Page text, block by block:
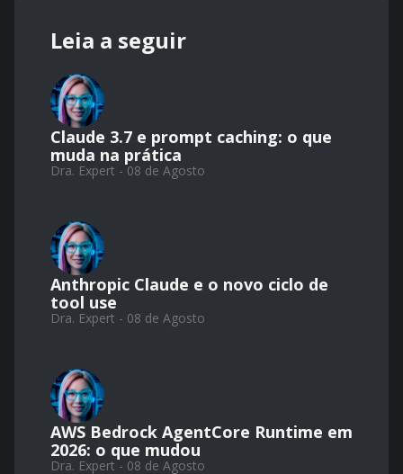
Leia a seguir
Claude 3.7 e prompt caching: o que
muda na prática
Dra. Expert - 08 de Agosto
Anthropic Claude e o novo ciclo de
tool use
Dra. Expert - 08 de Agosto
AWS Bedrock AgentCore Runtime em
2026: o que mudou
Dra. Expert - 08 de Agosto